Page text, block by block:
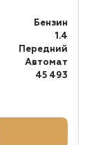
Бензин
1.4
Передний
Автомат
45 493